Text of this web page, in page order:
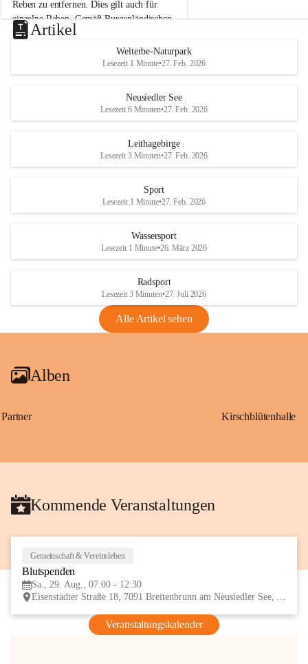
e
u
s
d
S
Reben zu entfernen. Dies gilt auch für
einzelne Reben. Gemäß Burgenländischen
Weinbaugesetz sind nicht gepflegte oder
unzulässige Weingärten zu roden! Bitte
helfen wir zusammen um unsere Winzer
vor den prognostizierten Ernteausfällen
und den daraus folgenden wirtschaftlichen
Maßnahmen zur Bekämpfung
Rebe und der Amerikanischen
Anhang VBl. EU Nr. 18
1 Seite•1,4 MB
VBl. EU Nr. 18_2026
u
e
d
r
S
Artikel
Welterbe-Naturpark
Lesezeit 1 Minute•27. Feb. 2026
Neusiedler See
Lesezeit 6 Minuten•27. Feb. 2026
Leithagebirge
Lesezeit 3 Minuten•27. Feb. 2026
Sport
Lesezeit 1 Minute•27. Feb. 2026
Wassersport
Lesezeit 1 Minute•26. März 2026
Radsport
Lesezeit 3 Minuten•27. Juli 2026
Alle Artikel sehen
Alben
Partner Kirschblütenhalle
Kommende Veranstaltungen
Gemeinschaft & Vereinsleben
Blutspenden
Sa., 29. Aug., 07:00 - 12:30
Eisenstädter Straße 18, 7091 Breitenbrunn am Neusiedler See, AUT
Veranstaltungskalender